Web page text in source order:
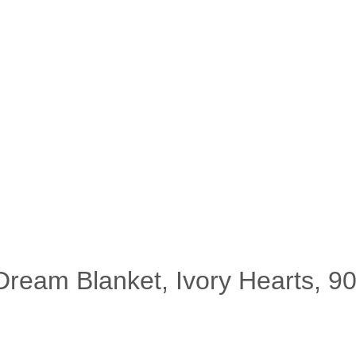
Blanket, Ivory Hearts,